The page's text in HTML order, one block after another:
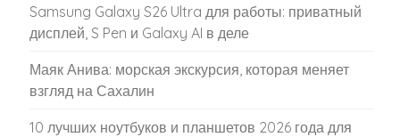
Samsung Galaxy S26 Ultra для работы: приватный
дисплей, S Pen и Galaxy AI в деле
Маяк Анива: морская экскурсия, которая меняет
взгляд на Сахалин
10 лучших ноутбуков и планшетов 2026 года для